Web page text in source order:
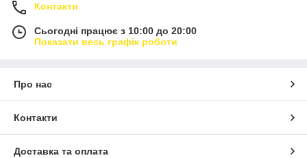
Контакти
Сьогодні працює з 10:00 до 20:00
Показати весь графік роботи
Про нас
Контакти
Доставка та оплата